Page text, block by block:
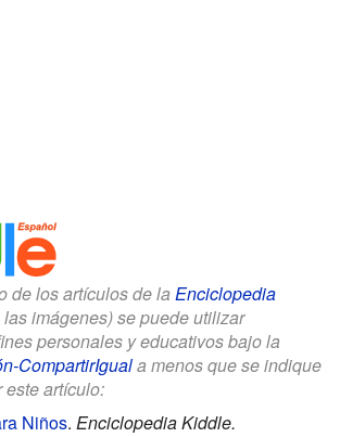
de los artículos de la Enciclopedia
imágenes) se puede utilizar
personales y educativos bajo la
CompartirIguala menos que se indique
este artículo:
Niños. Enciclopedia Kiddle.